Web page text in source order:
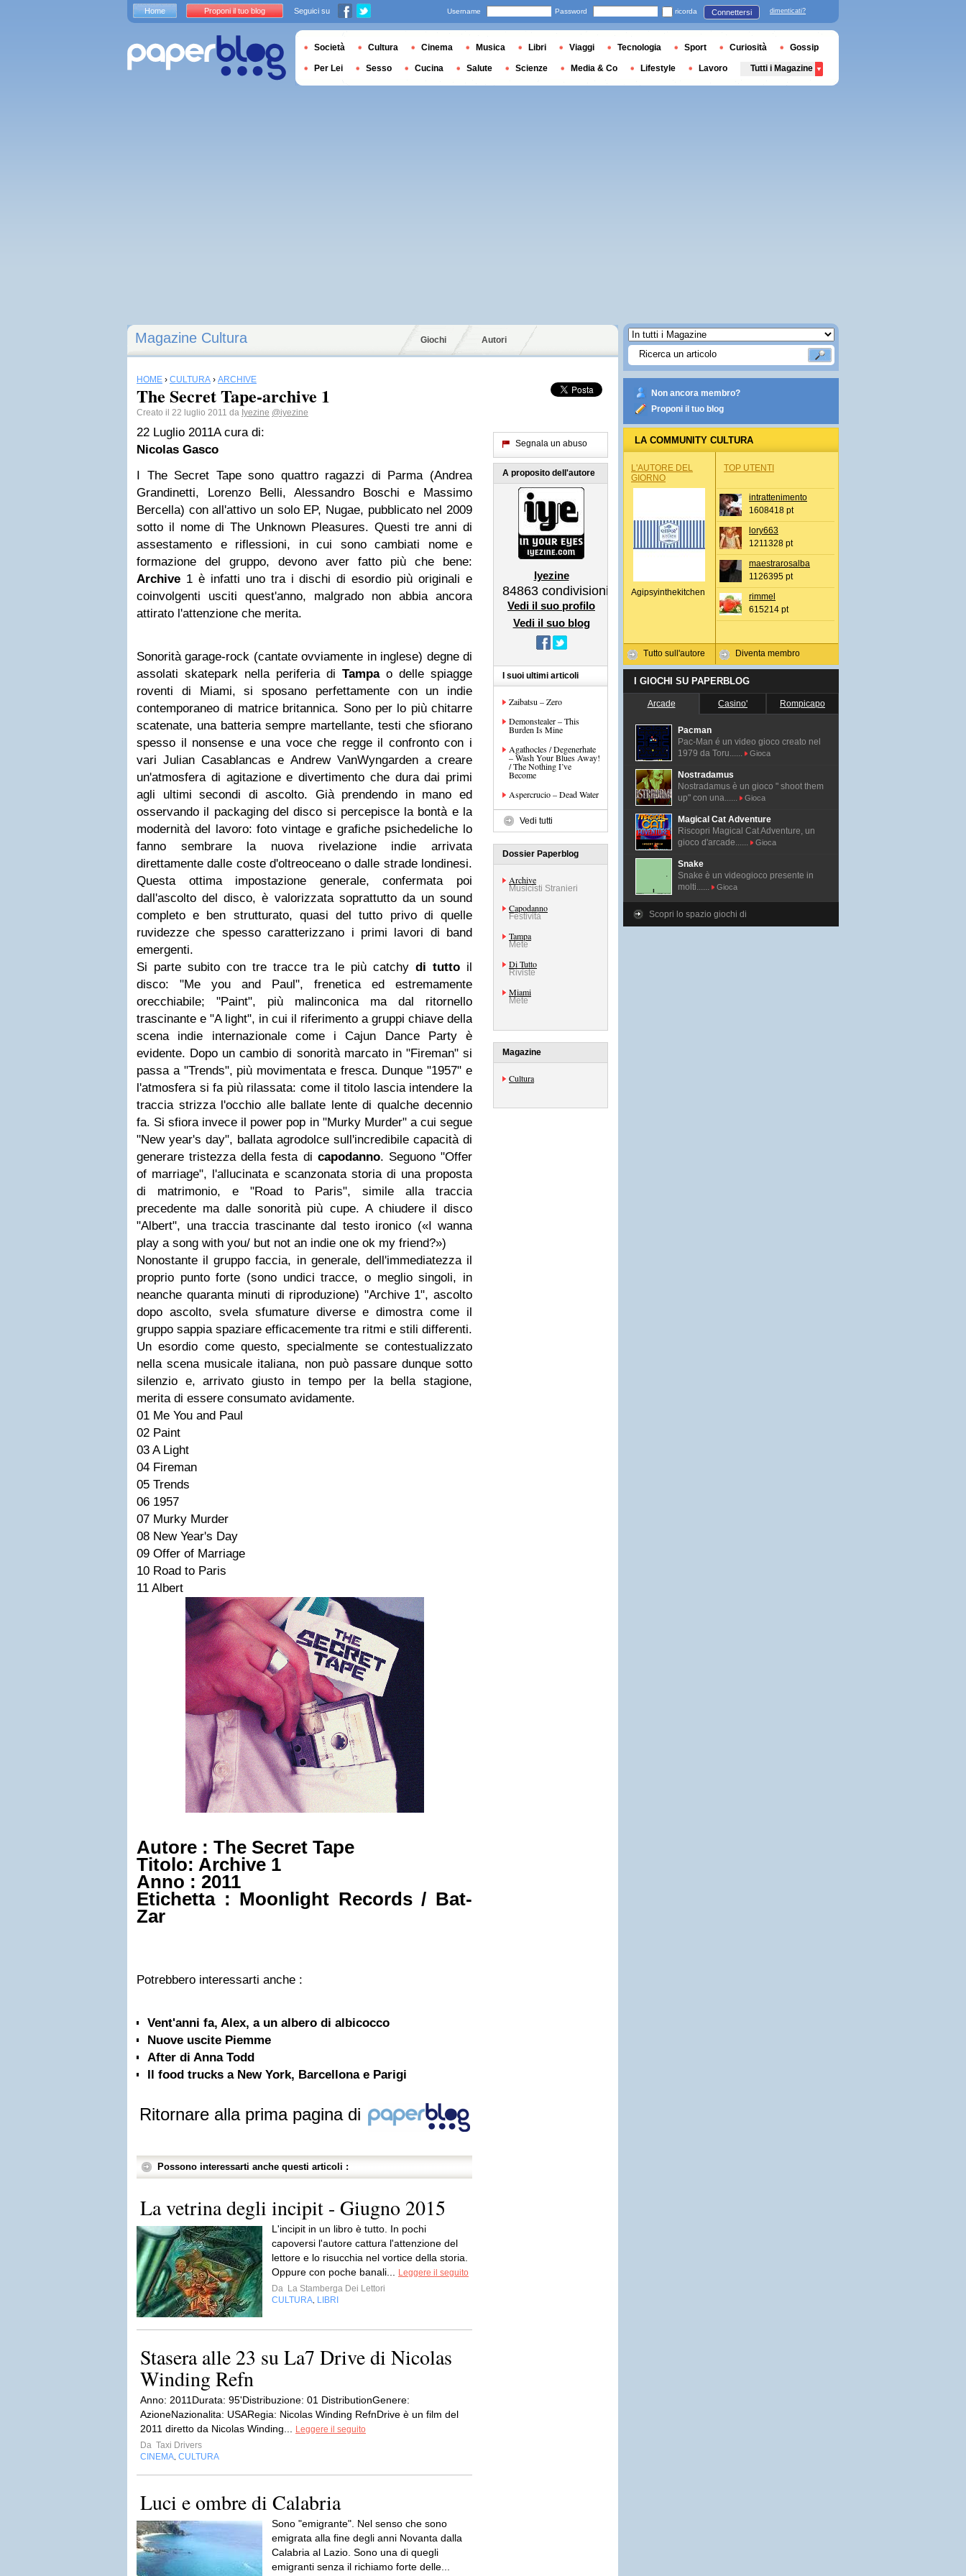
Magazine Cultura Giochi Autori
HOME › CULTURA › ARCHIVE
The Secret Tape-archive 1
Creato il 22 luglio 2011 da Iyezine @iyezine
22 Luglio 2011A cura di:
Nicolas Gasco
I The Secret Tape sono quattro ragazzi di Parma (Andrea
Grandinetti, Lorenzo Belli, Alessandro Boschi e Massimo
Bercella) con all'attivo un solo EP, Nugae, pubblicato nel 2009
sotto il nome di The Unknown Pleasures. Questi tre anni di
assestamento e riflessioni, in cui sono cambiati nome e
formazione del gruppo, devono aver fatto più che bene:
Archive 1 è infatti uno tra i dischi di esordio più originali e
coinvolgenti usciti quest'anno, malgrado non abbia ancora
attirato l'attenzione che merita.
Sonorità garage-rock (cantate ovviamente in inglese) degne di
assolati skatepark nella periferia di Tampao delle spiagge
roventi di Miami, si sposano perfettamente con un indie
contemporaneo di matrice britannica. Sono per lo più chitarre
scatenate, una batteria sempre martellante, testi che sfiorano
spesso il nonsense e una voce che regge il confronto con i
vari Julian Casablancas e Andrew VanWyngarden a creare
un'atmosfera di agitazione e divertimento che dura dai primi
agli ultimi secondi di ascolto. Già prendendo in mano ed
osservando il packaging del disco si percepisce la bontà e la
modernità del lavoro: foto vintage e grafiche psichedeliche lo
fanno sembrare la nuova rivelazione indie arrivata
direttamente dalle coste d'oltreoceano o dalle strade londinesi.
Questa ottima impostazione generale, confermata poi
dall'ascolto del disco, è valorizzata soprattutto da un sound
completo e ben strutturato, quasi del tutto privo di quelle
ruvidezze che spesso caratterizzano i primi lavori di band
emergenti.
Si parte subito con tre tracce tra le più catchy di tuttoil
disco: "Me you and Paul", frenetica ed estremamente
orecchiabile; "Paint", più malinconica ma dal ritornello
trascinante e "A light", in cui il riferimento a gruppi chiave della
scena indie internazionale come i Cajun Dance Party è
evidente. Dopo un cambio di sonorità marcato in "Fireman" si
passa a "Trends", più movimentata e fresca. Dunque "1957" e
l'atmosfera si fa più rilassata: come il titolo lascia intendere la
traccia strizza l'occhio alle ballate lente di qualche decennio
fa. Si sfiora invece il power pop in "Murky Murder" a cui segue
"New year's day", ballata agrodolce sull'incredibile capacità di
generare tristezza della festa di capodanno. Seguono "Offer
of marriage", l'allucinata e scanzonata storia di una proposta
di matrimonio, e "Road to Paris", simile alla traccia
precedente ma dalle sonorità più cupe. A chiudere il disco
"Albert", una traccia trascinante dal testo ironico («I wanna
play a song with you/ but not an indie one ok my friend?»)
Nonostante il gruppo faccia, in generale, dell'immediatezza il
proprio punto forte (sono undici tracce, o meglio singoli, in
neanche quaranta minuti di riproduzione) "Archive 1", ascolto
dopo ascolto, svela sfumature diverse e dimostra come il
gruppo sappia spaziare efficacemente tra ritmi e stili differenti.
Un esordio come questo, specialmente se contestualizzato
nella scena musicale italiana, non può passare dunque sotto
silenzio e, arrivato giusto in tempo per la bella stagione,
merita di essere consumato avidamente.
01 Me You and Paul
02 Paint
03 A Light
04 Fireman
05 Trends
06 1957
07 Murky Murder
08 New Year's Day
09 Offer of Marriage
10 Road to Paris
11 Albert
Autore : The Secret Tape
Titolo: Archive 1
Anno : 2011
Etichetta : Moonlight Records / Bat-
Zar
Potrebbero interessarti anche :
Vent'anni fa, Alex, a un albero di albicocco
Nuove uscite Piemme
After di Anna Todd
Il food trucks a New York, Barcellona e Parigi
Ritornare alla prima pagina di
Possono interessarti anche questi articoli :
La vetrina degli incipit - Giugno 2015
L'incipit in un libro è tutto. In pochi
capoversi l'autore cattura l'attenzione del
lettore e lo risucchia nel vortice della storia.
Oppure con poche banali...
Leggere il seguito
Da La Stamberga Dei Lettori
CULTURA LIBRI
Stasera alle 23 su La7 Drive di Nicolas
Winding Refn
Anno: 2011Durata: 95'Distribuzione: 01 DistributionGenere:
AzioneNazionalita: USARegia: Nicolas Winding RefnDrive è un film del
2011 diretto da Nicolas Winding...
Leggere il seguito
Da Taxi Drivers
CINEMA CULTURA
Luci e ombre di Calabria
Sono "emigrante". Nel senso che sono
emigrata alla fine degli anni Novanta dalla
Calabria al Lazio. Sono una di quegli
emigranti senza il richiamo forte delle...
Segnala un abuso
A proposito dell'autore
Iyezine
84863 condivisioni
Vedi il suo profilo
Vedi il suo blog
I suoi ultimi articoli
Zaibatsu – Zero
Demonstealer – This
Burden Is Mine
Agathocles / Degenerhate
– Wash Your Blues Away!
/ The Nothing I’ve
Become
Aspercrucio – Dead Water
Vedi tutti
Dossier Paperblog
Archive
Musicisti Stranieri
Capodanno
Festività
Tampa
Mete
Di Tutto
Riviste
Miami
Mete
Magazine
Cultura
Non ancora membro?
Proponi il tuo blog
LA COMMUNITY CULTURA
L'AUTORE DEL
GIORNO
Agipsyinthekitchen
Tutto sull'autore
TOP UTENTI
intrattenimento
1608418 pt
lory663
1211328 pt
maestrarosalba
1126395 pt
rimmel
615214 pt
Diventa membro
I GIOCHI SU PAPERBLOG
Arcade Casino' Rompicapo
Pacman
Pac-Man é un video gioco creato nel
1979 da Toru......
Gioca
Nostradamus
Nostradamus è un gioco " shoot them
up" con una......
Gioca
Magical Cat Adventure
Riscopri Magical Cat Adventure, un
gioco d'arcade......
Gioca
Snake
Snake è un videogioco presente in
molti......
Gioca
Scopri lo spazio giochi di
Home Proponi il tuo blog Seguici su Username Password ricorda Connettersi dimenticati?
Società Cultura Cinema Musica Libri Viaggi Tecnologia Sport Curiosità Gossip
Per Lei Sesso Cucina Salute Scienze Media & Co Lifestyle Lavoro Tutti i Magazine